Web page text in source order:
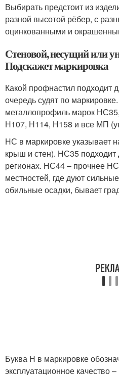
Выбирать предстоит из
разной высотой рёбер, с
оцинкованными и
Стеновой, несущий или
Подскажет маркировка
Какой профнастил подходит
очередь судят по
металлопрофиль марок
Н107, Н114, Н158 и все МП
НС в маркировке указывает
крыш и стен). НС35 подходит
регионах. НС44 – прочнее
местностей, где дуют
обильные осадки, бывает
Буква Н в маркировке
эксплуатационное качество